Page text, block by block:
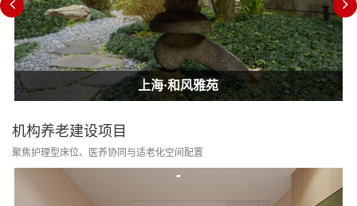
上海·和风雅苑
上海·和风雅苑
上海·和风雅苑
机构养老建设项目
聚焦护理型床位、医养协同与适老化空间配置